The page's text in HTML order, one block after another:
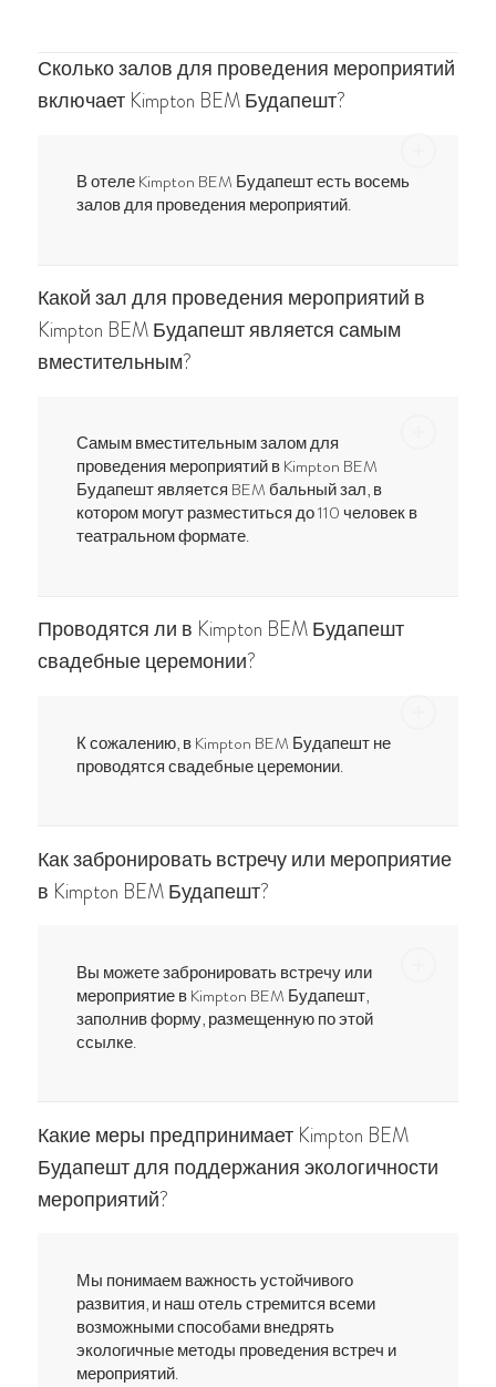
Сколько залов для проведения мероприятий
включает Kimpton BEM Будапешт?
В отеле Kimpton BEM Будапешт есть восемь
залов для проведения мероприятий.
Какой зал для проведения мероприятий в
Kimpton BEM Будапешт является самым
вместительным?
Самым вместительным залом для
проведения мероприятий в Kimpton BEM
Будапешт является BEM бальный зал, в
котором могут разместиться до 110 человек в
театральном формате.
Проводятся ли в Kimpton BEM Будапешт
свадебные церемонии?
К сожалению, в Kimpton BEM Будапешт не
проводятся свадебные церемонии.
Как забронировать встречу или мероприятие
в Kimpton BEM Будапешт?
Вы можете забронировать встречу или
мероприятие в Kimpton BEM Будапешт,
заполнив форму, размещенную по этой
ссылке.
Какие меры предпринимает Kimpton BEM
Будапешт для поддержания экологичности
мероприятий?
Мы понимаем важность устойчивого
развития, и наш отель стремится всеми
возможными способами внедрять
экологичные методы проведения встреч и
мероприятий.